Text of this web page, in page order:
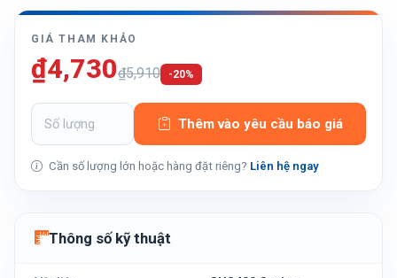
GIÁ THAM KHẢO
₫4,730₫5,910 -20%
Thêm vào yêu cầu báo giá
Cần số lượng lớn hoặc hàng đặt riêng? Liên hệ ngay
Thông số kỹ thuật